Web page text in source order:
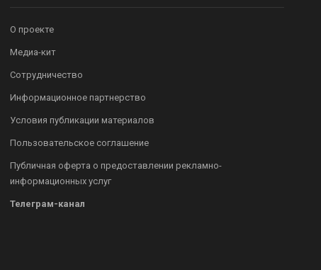
О проекте
Медиа-кит
Сотрудничество
Информационное партнерство
Условия публикации материалов
Пользовательское соглашение
Публичная оферта о предоставлении рекламно-
информационных услуг
Телеграм-канал